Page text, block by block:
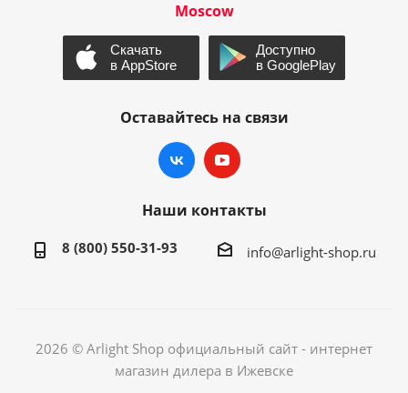
Moscow
Оставайтесь на связи
Наши контакты
8 (800) 550-31-93 info@arlight-shop.ru
2026 © Arlight Shop официальный сайт - интернет
магазин дилера в Ижевске